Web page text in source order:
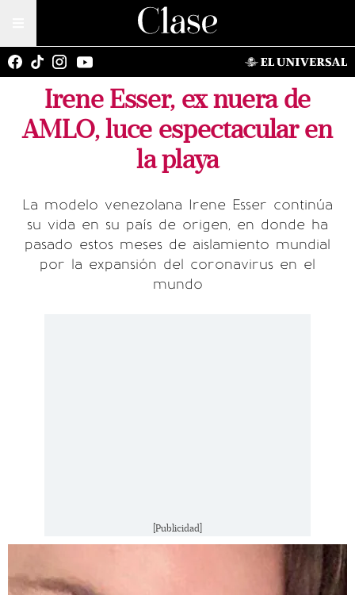
Irene Esser, ex nuera de
AMLO, luce espectacular en
la playa
La modelo venezolana Irene Esser continúa
su vida en su país de origen, en donde ha
pasado estos meses de aislamiento mundial
por la expansión del coronavirus en el
mundo
[Publicidad]